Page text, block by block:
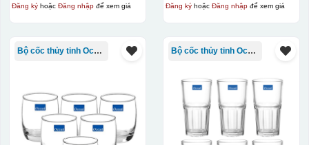
Kiểu hộp:
Đăng kýhoặc Đăng nhậpđể xem giá Đăng kýhoặc Đăng nhậpđể xem giá
Bộ cốc thủy tinh Ocean Bộ cốc thủy tinh Ocean